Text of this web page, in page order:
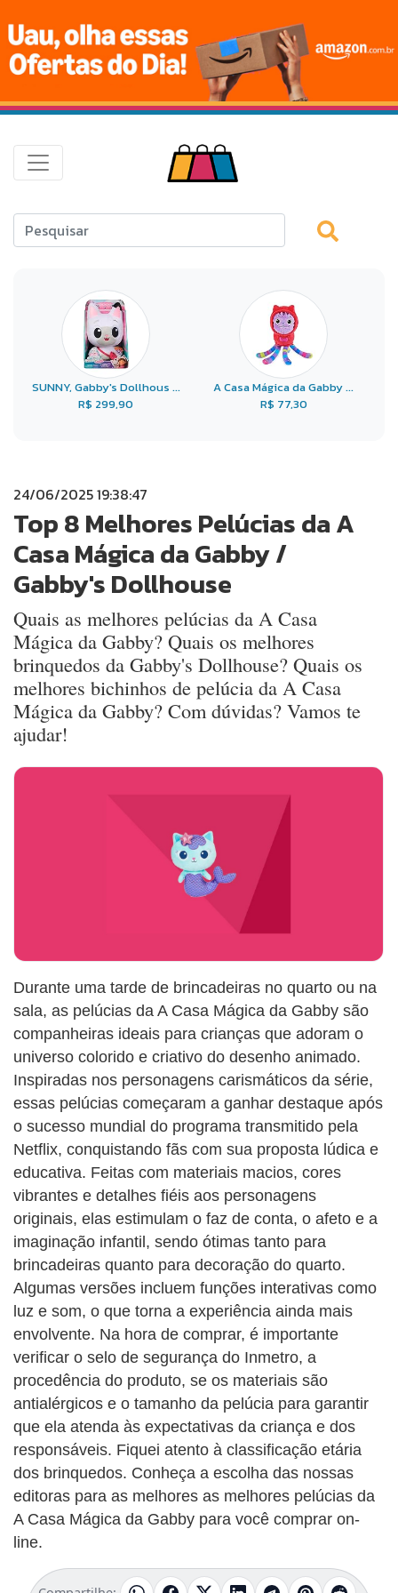
SUNNY, Gabby's Dollhous ...
R$ 299,90
A Casa Mágica da Gabby ...
R$ 77,30
24/06/2025 19:38:47
Top 8 Melhores Pelúcias da A
Casa Mágica da Gabby /
Gabby's Dollhouse
Quais as melhores pelúcias da A Casa
Mágica da Gabby? Quais os melhores
brinquedos da Gabby's Dollhouse? Quais os
melhores bichinhos de pelúcia da A Casa
Mágica da Gabby? Com dúvidas? Vamos te
ajudar!
Durante uma tarde de brincadeiras no quarto ou na
sala, as pelúcias da A Casa Mágica da Gabby são
companheiras ideais para crianças que adoram o
universo colorido e criativo do desenho animado.
Inspiradas nos personagens carismáticos da série,
essas pelúcias começaram a ganhar destaque após
o sucesso mundial do programa transmitido pela
Netflix, conquistando fãs com sua proposta lúdica e
educativa. Feitas com materiais macios, cores
vibrantes e detalhes fiéis aos personagens
originais, elas estimulam o faz de conta, o afeto e a
imaginação infantil, sendo ótimas tanto para
brincadeiras quanto para decoração do quarto.
Algumas versões incluem funções interativas como
luz e som, o que torna a experiência ainda mais
envolvente. Na hora de comprar, é importante
verificar o selo de segurança do Inmetro, a
procedência do produto, se os materiais são
antialérgicos e o tamanho da pelúcia para garantir
que ela atenda às expectativas da criança e dos
responsáveis. Fiquei atento à classificação etária
dos brinquedos. Conheça a escolha das nossas
editoras para as melhores as melhores pelúcias da
A Casa Mágica da Gabby para você comprar on-
line.